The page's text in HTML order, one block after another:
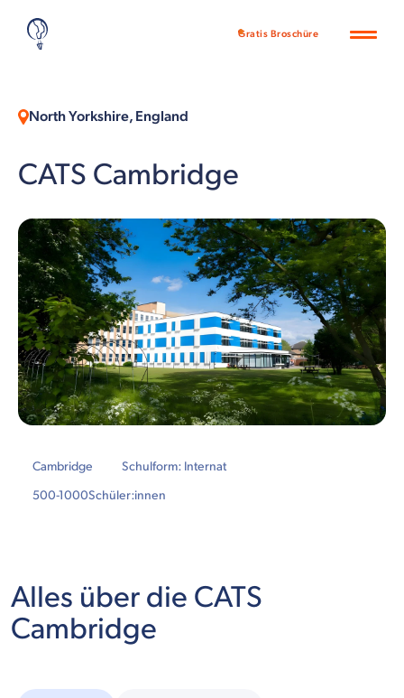
Gratis Broschüre
North Yorkshire, England
CATS Cambridge
Cambridge
Schulform: Internat
500-1000Schüler:innen
Alles über die CATS
Cambridge